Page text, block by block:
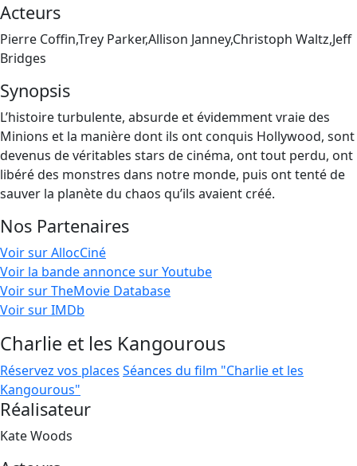
Acteurs
Pierre Coffin,Trey Parker,Allison Janney,Christoph Waltz,Jeff
Bridges
Synopsis
L’histoire turbulente, absurde et évidemment vraie des
Minions et la manière dont ils ont conquis Hollywood, sont
devenus de véritables stars de cinéma, ont tout perdu, ont
libéré des monstres dans notre monde, puis ont tenté de
sauver la planète du chaos qu’ils avaient créé.
Nos Partenaires
Voir sur AllocCiné
Voir la bande annonce sur Youtube
Voir sur TheMovie Database
Voir sur IMDb
Charlie et les Kangourous
Réservez vos places Séances du film "Charlie et les
Kangourous"
Réalisateur
Kate Woods